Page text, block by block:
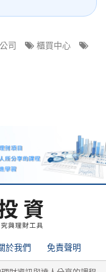
司
櫃買中心
於我們
免責聲明
站導覽 網站搜尋